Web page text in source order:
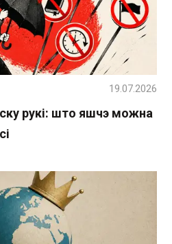
рукі: што яшчэ можна
19.07.2026